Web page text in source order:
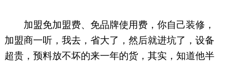
加盟免加盟费、免品牌使用费，你自己装修，
加盟商一听，我去，省大了，然后就进坑了，设备
超贵，预料放不坏的来一年的货，其实，知道他半